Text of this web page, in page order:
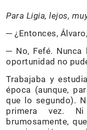
Para Ligia, lejos,
─ ¿Entonces,
─ No, Fefé.
oportunidad no
Trabajaba y
época (aunque,
que lo segundo).
primera vez.
brumosamente,